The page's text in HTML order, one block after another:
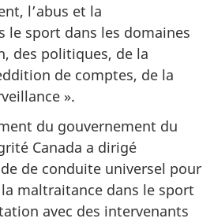
l’abus et la
le sport dans les domaines
des politiques, de la
de comptes, de la
».
du gouvernement du
Canada a dirigé
de conduite universel pour
maltraitance dans le sport
avec des intervenants